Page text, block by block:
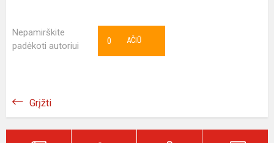
Nepamirškite
padėkoti autoriui
AČIŪ
0
Grįžti